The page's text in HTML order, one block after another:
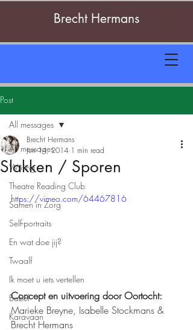
Brecht Hermans
Post
All messages
Writing
Theatre Reading Club
Samen in Zorg
Self-portraits
En wat doe jij?
Twaalf
Ik moet u iets vertellen
Babel
Karavaan
All messages
Slakken / Sporen
Brecht Hermans
Jun 14, 2014 1 min read
https://vimeo.com/64467816
Concept en uitvoering door Oortocht:
Marieke Breyne, Isabelle Stockmans &
Brecht Hermans